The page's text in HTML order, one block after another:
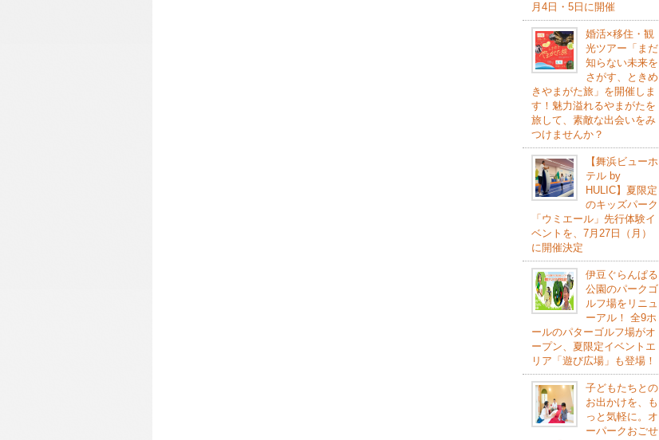
月4日・5日に開催
婚活×移住・観
光ツアー「まだ
知らない未来を
さがす、ときめ
きやまがた旅」を開催しま
す！魅力溢れるやまがたを
旅して、素敵な出会いをみ
つけませんか？
【舞浜ビューホ
テル by
HULIC】夏限定
のキッズパーク
「ウミエール」先行体験イ
ベントを、7月27日（月）
に開催決定
伊豆ぐらんぱる
公園のパークゴ
ルフ場をリニュ
ーアル！ 全9ホ
ールのパターゴルフ場がオ
ープン、夏限定イベントエ
リア「遊び広場」も登場！
子どもたちとの
お出かけを、も
っと気軽に。オ
ーパークおごせ